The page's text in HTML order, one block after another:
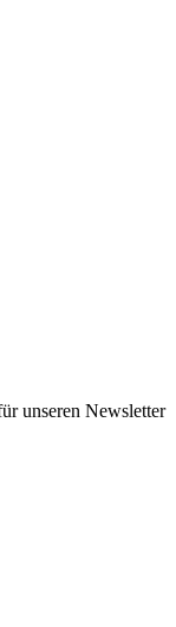
unseren Newsletter